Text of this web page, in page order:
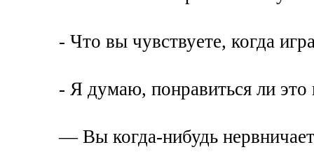
- Что вы чувствуете, когда
- Я думаю, понравиться ли это
— Вы когда-нибудь